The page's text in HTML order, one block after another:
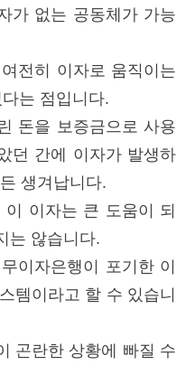
가 없는 공동체가 가능
전히 이자로 움직이는
는 점입니다.
돈을 보증금으로 사용
던 간에 이자가 발생하
생겨납니다.
이자는 큰 도움이 되
는 않습니다.
이자은행이 포기한 이
템이라고 할 수 있습니
곤란한 상황에 빠질 수